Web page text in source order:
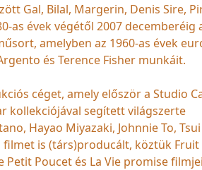
Gal, Bilal, Margerin, Denis Sire,
as évek végétől 2007 decemberéig
amelyben az 1960-as évek
és Terence Fisher munkáit.
céget, amely először a Studio
kollekciójával segített világszerte
Hayao Miyazaki, Johnnie To,
filmet is (társ)producált, köztük Fruit
Poucet és La Vie promise